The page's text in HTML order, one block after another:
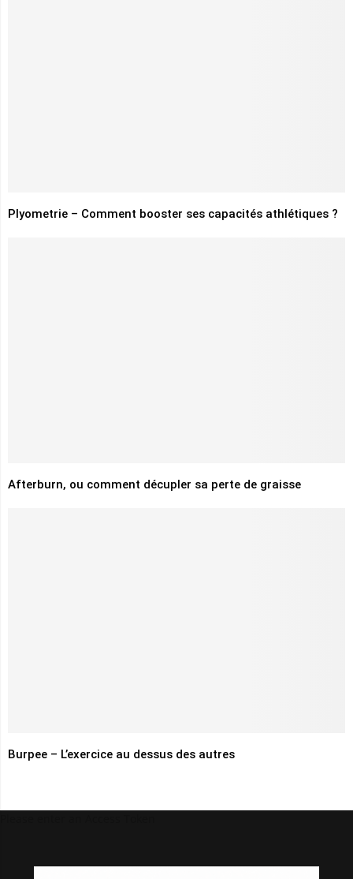
Plyometrie – Comment booster ses capacités athlétiques ?
Afterburn, ou comment décupler sa perte de graisse
Burpee – L’exercice au dessus des autres